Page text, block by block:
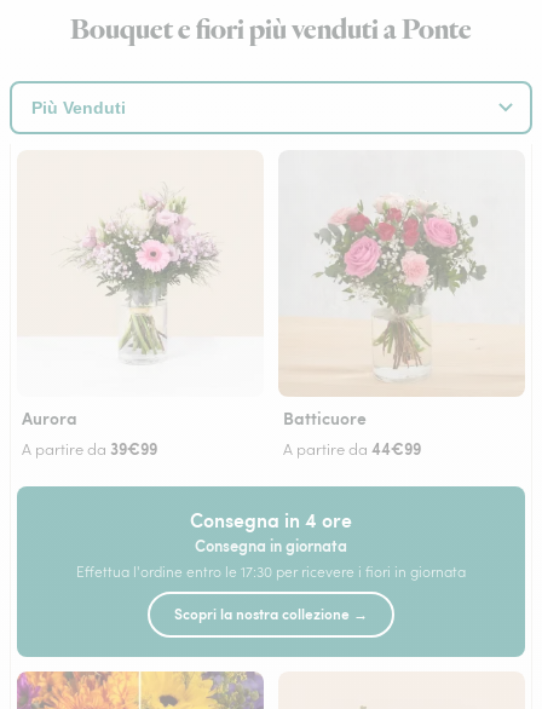
Bouquet e fiori più venduti a Ponte
Aurora
A partire da 39€99
Batticuore
A partire da 44€99
Consegna in 4 ore
Consegna in giornata
Effettua l'ordine entro le 17:30 per ricevere i fiori in giornata
Scopri la nostra collezione →